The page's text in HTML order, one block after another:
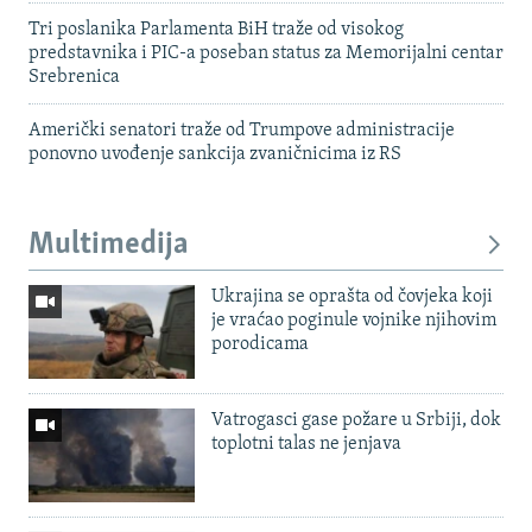
Tri poslanika Parlamenta BiH traže od visokog
predstavnika i PIC-a poseban status za Memorijalni centar
Srebrenica
Američki senatori traže od Trumpove administracije
ponovno uvođenje sankcija zvaničnicima iz RS
Multimedija
Ukrajina se oprašta od čovjeka koji
je vraćao poginule vojnike njihovim
porodicama
Vatrogasci gase požare u Srbiji, dok
toplotni talas ne jenjava